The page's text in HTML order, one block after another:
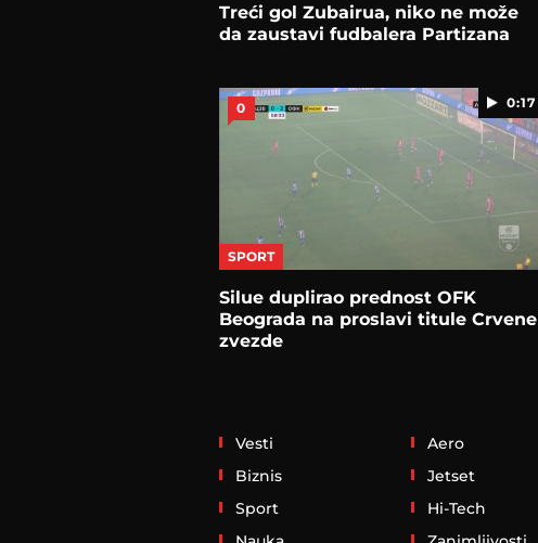
Treći gol Zubairua, niko ne može
da zaustavi fudbalera Partizana
0:17
0
SPORT
Silue duplirao prednost OFK
Beograda na proslavi titule Crvene
zvezde
Vesti
Biznis
Sport
Aero
Jetset
Hi-Tech